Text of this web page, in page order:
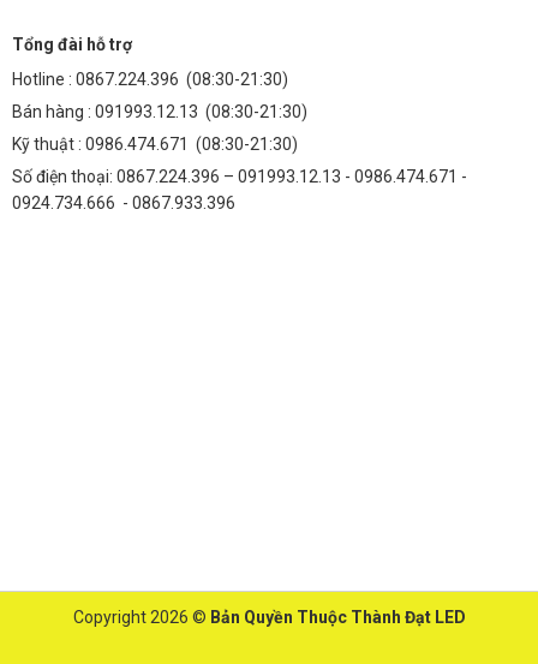
Tổng đài hỗ trợ
Hotline : 0867.224.396 (08:30-21:30)
Bán hàng : 091993.12.13 (08:30-21:30)
Kỹ thuật : 0986.474.671 (08:30-21:30)
Số điện thoại: 0867.224.396 – 091993.12.13 - 0986.474.671 -
0924.734.666 - 0867.933.396
Copyright 2026 © Bản Quyền Thuộc Thành Đạt LED